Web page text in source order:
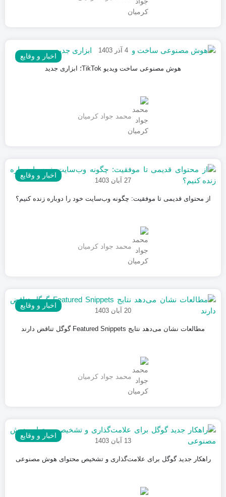
اخبار و وقایع
4 آذر 1403
هوش مصنوعی ساخت ویدیو TikTok؛ ابزاری جدید
محمد جواد کرمیان
اخبار و وقایع
27 آبان 1403
از محتوای قدیمی تا موفقیت: چگونه وب‌سایت خود را دوباره زنده کنیم؟
محمد جواد کرمیان
اخبار و وقایع
20 آبان 1403
مطالعات نشان می‌دهد نتایج Featured Snippets گوگل تناقض دارند
محمد جواد کرمیان
اخبار و وقایع
13 آبان 1403
راهکار جدید گوگل برای علامت‌گذاری و تشخیص محتوای هوش مصنوعی